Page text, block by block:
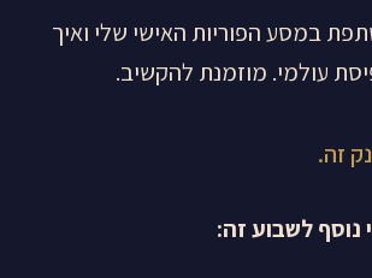
במסע הפוריות האישי שלי ואיך
עולמי. מוזמנת להקשיב.
זה.
נוסף לשבוע זה: